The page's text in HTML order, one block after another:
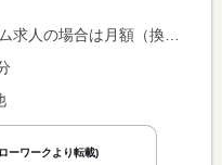
ート求人の場合は時間額を表示しています。
ーワークより転載)